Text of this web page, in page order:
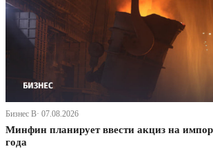
Бизнес В· 07.08.2026
Минфин планирует ввести акциз на
года